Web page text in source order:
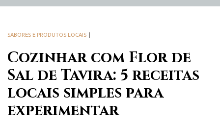
Cozinhar com Flor de
Sal de Tavira: 5 receitas
locais simples para
experimentar
SABORES E PRODUTOS LOCAIS